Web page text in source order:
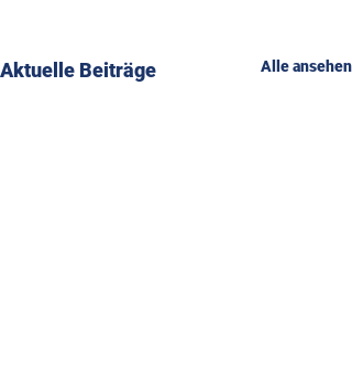
Aktuelle Beiträge Alle ansehen